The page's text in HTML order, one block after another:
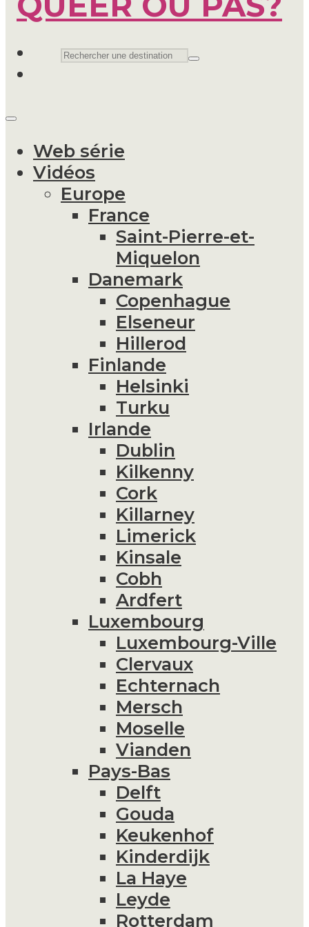
Web série
Vidéos
Europe
France
Saint-Pierre-et-
Miquelon
Danemark
Copenhague
Elseneur
Hillerod
Finlande
Helsinki
Turku
Irlande
Dublin
Kilkenny
Cork
Killarney
Limerick
Kinsale
Cobh
Ardfert
Luxembourg
Luxembourg-Ville
Clervaux
Echternach
Mersch
Moselle
Vianden
Pays-Bas
Delft
Gouda
Keukenhof
Kinderdijk
La Haye
Leyde
Rotterdam